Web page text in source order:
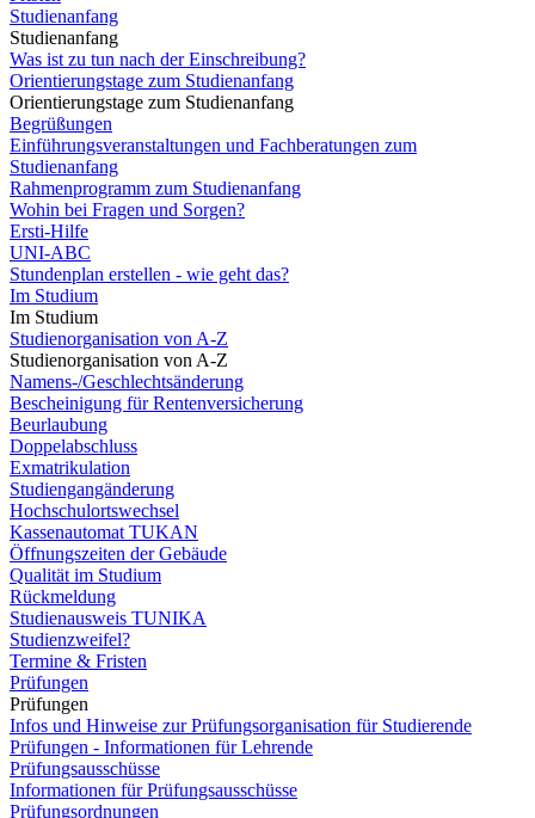
Studienanfang
Studienanfang
Was ist zu tun nach der Einschreibung?
Orientierungstage zum Studienanfang
Orientierungstage zum Studienanfang
Begrüßungen
Einführungsveranstaltungen und Fachberatungen zum
Studienanfang
Rahmenprogramm zum Studienanfang
Wohin bei Fragen und Sorgen?
Ersti-Hilfe
UNI-ABC
Stundenplan erstellen - wie geht das?
Im Studium
Im Studium
Studienorganisation von A-Z
Studienorganisation von A-Z
Namens-/Geschlechtsänderung
Bescheinigung für Rentenversicherung
Beurlaubung
Doppelabschluss
Exmatrikulation
Studiengangänderung
Hochschulortswechsel
Kassenautomat TUKAN
Öffnungszeiten der Gebäude
Qualität im Studium
Rückmeldung
Studienausweis TUNIKA
Studienzweifel?
Termine & Fristen
Prüfungen
Prüfungen
Infos und Hinweise zur Prüfungsorganisation für Studierende
Prüfungen - Informationen für Lehrende
Prüfungsausschüsse
Informationen für Prüfungsausschüsse
Prüfungsordnungen